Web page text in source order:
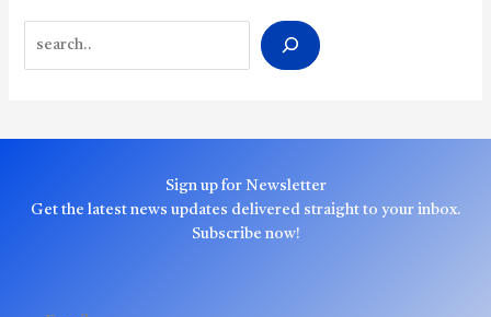
Sign up for Newsletter
Get the latest news updates delivered straight to your inbox.
Subscribe now!